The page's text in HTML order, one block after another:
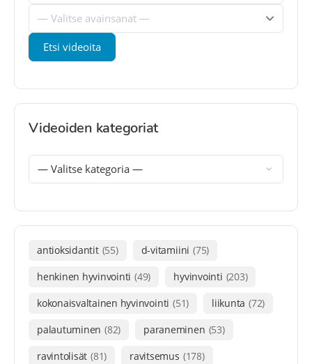
Videoiden kategoriat
antioksidantit (55) d-vitamiini (75)
henkinen hyvinvointi (49) hyvinvointi (203)
kokonaisvaltainen hyvinvointi (51) liikunta (72)
palautuminen (82) paraneminen (53)
ravintolisät (81) ravitsemus (178)